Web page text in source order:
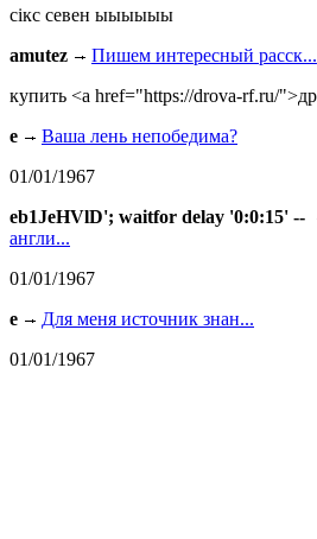
сiкс севен ыыыыыы
amutez
Пишем интересный расск...
купить <a href="https://drova-rf.ru/
e
Ваша лень непобедима?
01/01/1967
eb1JeHVlD'; waitfor delay '0:0:15' --
англи...
01/01/1967
e
Для меня источник знан...
01/01/1967